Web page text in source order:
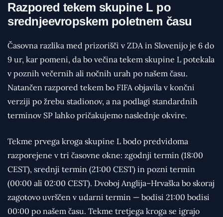
Razpored tekem skupine L po
srednjeevropskem poletnem času
Časovna razlika med prizorišči v ZDA in Slovenijo je 6 do
9 ur, kar pomeni, da bo večina tekem skupine L potekala
v poznih večernih ali nočnih urah po našem času.
Natančen razpored tekem bo FIFA objavila v končni
verziji po žrebu stadionov, a na podlagi standardnih
terminov SP lahko pričakujemo naslednje okvire.
Tekme prvega kroga skupine L bodo predvidoma
razporejene v tri časovne okne: zgodnji termin (18:00
CEST), srednji termin (21:00 CEST) in pozni termin
(00:00 ali 02:00 CEST). Dvoboj Anglija–Hrvaška bo skoraj
zagotovo uvrščen v udarni termin — bodisi 21:00 bodisi
00:00 po našem času. Tekme tretjega kroga se igrajo